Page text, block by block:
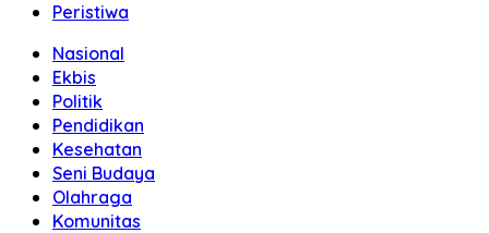
Peristiwa
Nasional
Ekbis
Politik
Pendidikan
Kesehatan
Seni Budaya
Olahraga
Komunitas